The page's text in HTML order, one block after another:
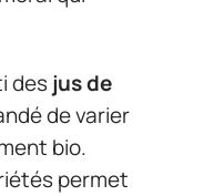
desjus de
de varier
bio.
permet